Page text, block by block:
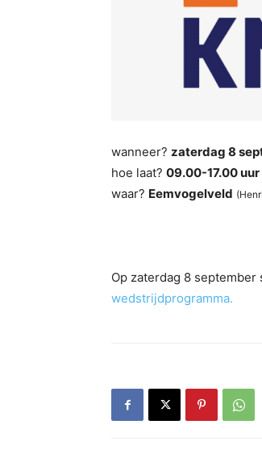
wanneer? zaterdag 8
hoe laat? 09.00-17.00 uur
waar? Eemvogelveld
Op zaterdag 8
wedstrijdprogramma.